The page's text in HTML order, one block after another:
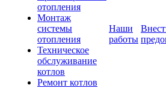
отопления
Монтаж
системы
отопления
Техническое
обслуживание
котлов
Ремонт котлов
Наши
работы